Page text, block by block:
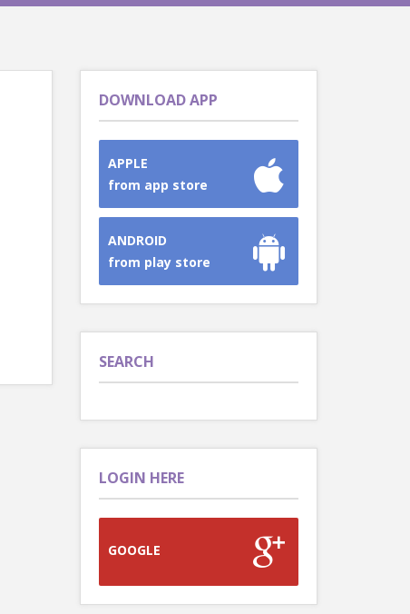
DOWNLOAD APP
APPLE
from app store
ANDROID
from play store
SEARCH
LOGIN HERE
GOOGLE